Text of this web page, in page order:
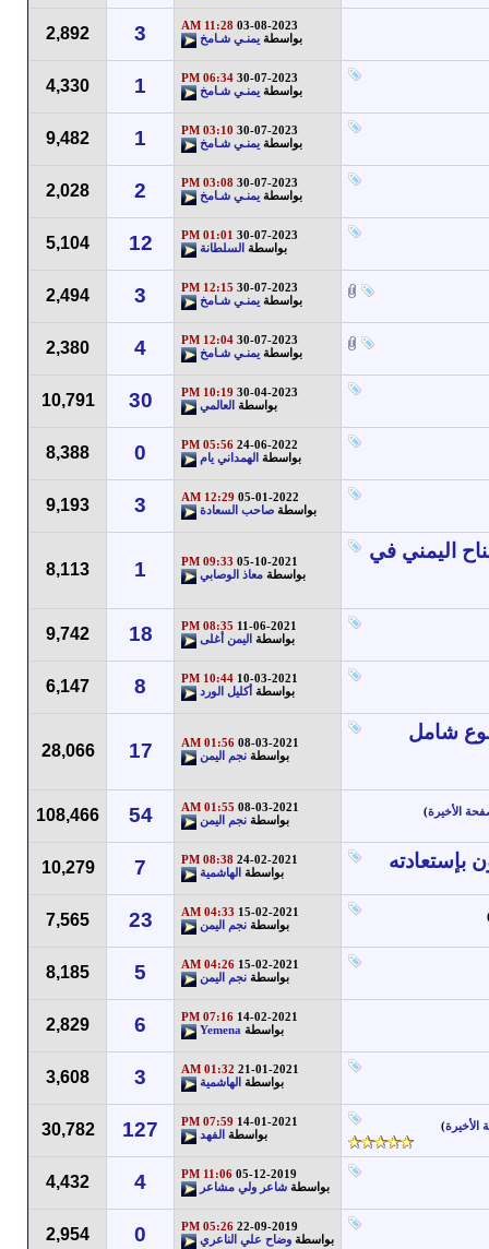
03-08-2023
11:28 AM
بواسطة يمنـي شـامخ 3
2,892
30-07-2023
06:34 PM
بواسطة يمنـي شـامخ 1
4,330
30-07-2023
03:10 PM
بواسطة يمنـي شـامخ 1
9,482
30-07-2023
03:08 PM
بواسطة يمنـي شـامخ 2
2,028
30-07-2023
01:01 PM
بواسطة
السلطانة 12
5,104
30-07-2023
12:15 PM
بواسطة يمنـي شـامخ 3
2,494
30-07-2023
12:04 PM
بواسطة يمنـي شـامخ 4
2,380
30-04-2023
10:19 PM
بواسطة
العالمي 30
10,791
24-06-2022
05:56 PM
بواسطة
الهمداني يام 0
8,388
05-01-2022
12:29 AM
بواسطة صاحب السعادة 3
9,193
اليمني في 05-10-2021
09:33 PM
بواسطة معاذ الوصابي 1
8,113
11-06-2021
08:35 PM
بواسطة
اليمن أغلى 18
9,742
10-03-2021
10:44 PM
بواسطة أكليل الورد 8
6,147
شامل 08-03-2021
01:56 AM
بواسطة نجم اليمن 17
28,066
الأخيرة)
08-03-2021
01:55 AM
بواسطة نجم اليمن 54
108,466
بإستعادته 24-02-2021
08:38 PM
بواسطة
الهاشمية 7
10,279
15-02-2021
04:33 AM
بواسطة نجم اليمن 23
7,565
15-02-2021
04:26 AM
بواسطة نجم اليمن 5
8,185
14-02-2021
07:16 PM
بواسطة Yemena
6
2,829
21-01-2021
01:32 AM
بواسطة
الهاشمية 3
3,608
الأخيرة)
14-01-2021
07:59 PM
بواسطة
الفهد 127
30,782
05-12-2019
11:06 PM
بواسطة شاعر ولي مشاعر 4
4,432
22-09-2019
05:26 PM
بواسطة وضاح علي الناعري 0
2,954